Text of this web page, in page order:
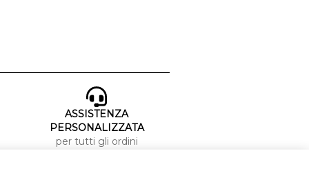
ASSISTENZA
PERSONALIZZATA
per tutti gli ordini